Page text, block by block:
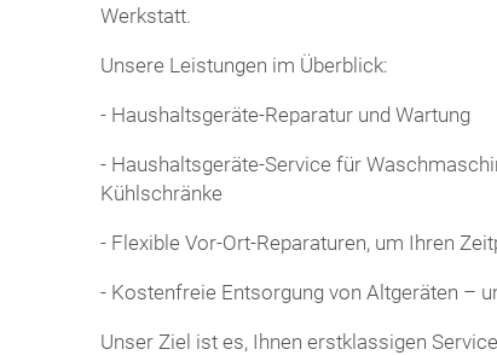
Werkstatt.
Unsere Leistungen im Überblick:
- Haushaltsgeräte-Reparatur und Wartung
- Haushaltsgeräte-Service für
Kühlschränke
- Flexible Vor-Ort-Reparaturen, um Ihren
- Kostenfreie Entsorgung von Altgeräten –
Unser Ziel ist es, Ihnen erstklassigen